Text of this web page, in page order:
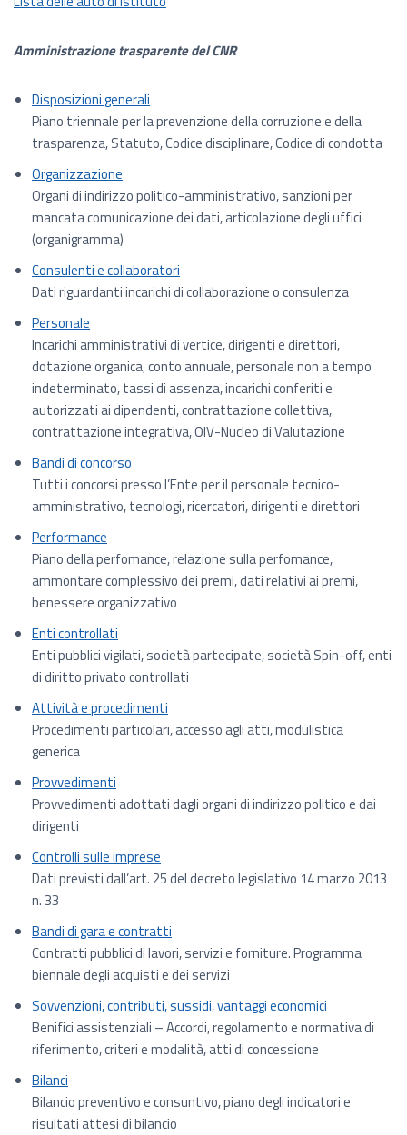
Amministrazione trasparente del CNR
Disposizioni generali
Piano triennale per la prevenzione della corruzione e della
trasparenza, Statuto, Codice disciplinare, Codice di condotta
Organizzazione
Organi di indirizzo politico-amministrativo, sanzioni per
mancata comunicazione dei dati, articolazione degli uffici
(organigramma)
Consulenti e collaboratori
Dati riguardanti incarichi di collaborazione o consulenza
Personale
Incarichi amministrativi di vertice, dirigenti e direttori,
dotazione organica, conto annuale, personale non a tempo
indeterminato, tassi di assenza, incarichi conferiti e
autorizzati ai dipendenti, contrattazione collettiva,
contrattazione integrativa, OIV-Nucleo di Valutazione
Bandi di concorso
Tutti i concorsi presso l’Ente per il personale tecnico-
amministrativo, tecnologi, ricercatori, dirigenti e direttori
Performance
Piano della perfomance, relazione sulla perfomance,
ammontare complessivo dei premi, dati relativi ai premi,
benessere organizzativo
Enti controllati
Enti pubblici vigilati, società partecipate, società Spin-off, enti
di diritto privato controllati
Attività e procedimenti
Procedimenti particolari, accesso agli atti, modulistica
generica
Provvedimenti
Provvedimenti adottati dagli organi di indirizzo politico e dai
dirigenti
Controlli sulle imprese
Dati previsti dall’art. 25 del decreto legislativo 14 marzo 2013
n. 33
Bandi di gara e contratti
Contratti pubblici di lavori, servizi e forniture. Programma
biennale degli acquisti e dei servizi
Sovvenzioni, contributi, sussidi, vantaggi economici
Benifici assistenziali – Accordi, regolamento e normativa di
riferimento, criteri e modalità, atti di concessione
Bilanci
Bilancio preventivo e consuntivo, piano degli indicatori e
risultati attesi di bilancio